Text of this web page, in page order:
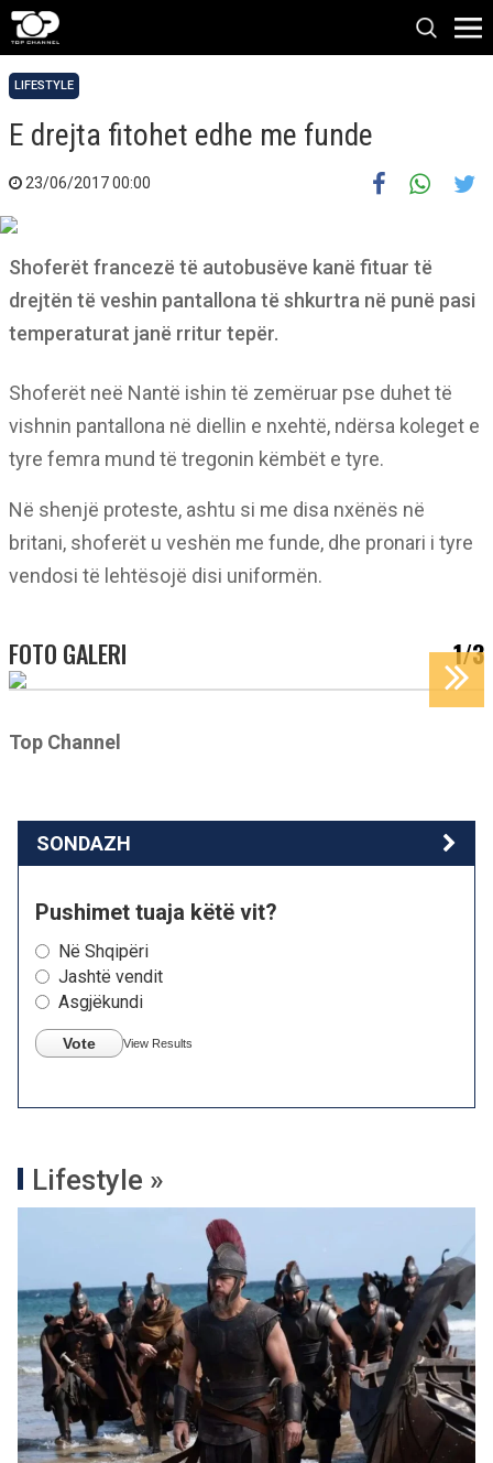
LIFESTYLE
E drejta fitohet edhe me funde
23/06/2017 00:00
Shoferët francezë të autobusëve kanë fituar të
drejtën të veshin pantallona të shkurtra në punë pasi
temperaturat janë rritur tepër.
Shoferët neë Nantë ishin të zemëruar pse duhet të
vishnin pantallona në diellin e nxehtë, ndërsa koleget e
tyre femra mund të tregonin këmbët e tyre.
Në shenjë proteste, ashtu si me disa nxënës në
britani, shoferët u veshën me funde, dhe pronari i tyre
vendosi të lehtësojë disi uniformën.
FOTO GALERI 1/3
Top Channel
SONDAZH
Pushimet tuaja këtë vit?
Në Shqipëri
Jashtë vendit
Asgjëkundi
Vote View Results
Lifestyle »